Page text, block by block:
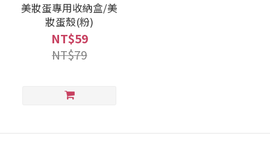
美妝蛋專用收納盒/美
妝蛋殼(粉)
NT$59
NT$79